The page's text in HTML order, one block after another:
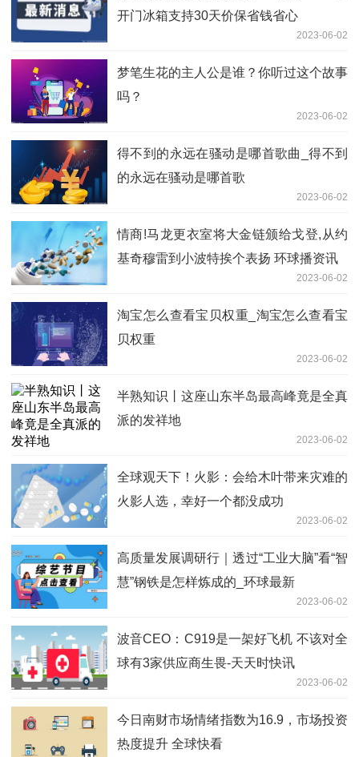
开门冰箱支持30天价保省钱省心
2023-06-02
梦笔生花的主人公是谁？你听过这个故事
吗？
2023-06-02
得不到的永远在骚动是哪首歌曲_得不到
的永远在骚动是哪首歌
2023-06-02
情商!马龙更衣室将大金链颁给戈登,从约
基奇穆雷到小波特挨个表扬 环球播资讯
2023-06-02
淘宝怎么查看宝贝权重_淘宝怎么查看宝
贝权重
2023-06-02
半熟知识丨这座山东半岛最高峰竟是全真
派的发祥地
2023-06-02
全球观天下！火影：会给木叶带来灾难的
火影人选，幸好一个都没成功
2023-06-02
高质量发展调研行｜透过“工业大脑”看“智
慧”钢铁是怎样炼成的_环球最新
2023-06-02
波音CEO：C919是一架好飞机 不该对全
球有3家供应商生畏-天天时快讯
2023-06-02
今日南财市场情绪指数为16.9，市场投资
热度提升 全球快看